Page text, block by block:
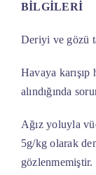
BİLGİLERİ
Deriyi ve gözü
Havaya
alındığında
Ağız yoluyla
5g/kg olarak
gözlenmemiştir.